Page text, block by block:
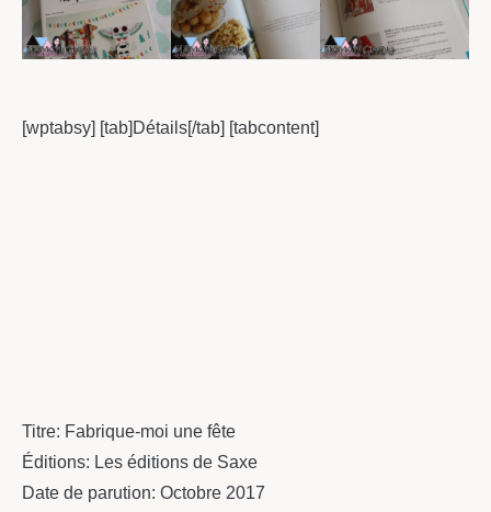
[wptabsy] [tab]Détails[/tab] [tabcontent]
Titre: Fabrique-moi une fête
Éditions: Les éditions de Saxe
Date de parution: Octobre 2017